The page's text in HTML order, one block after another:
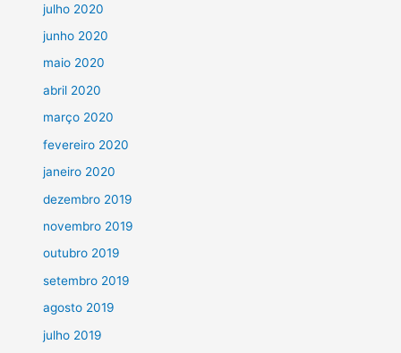
julho 2020
junho 2020
maio 2020
abril 2020
março 2020
fevereiro 2020
janeiro 2020
dezembro 2019
novembro 2019
outubro 2019
setembro 2019
agosto 2019
julho 2019